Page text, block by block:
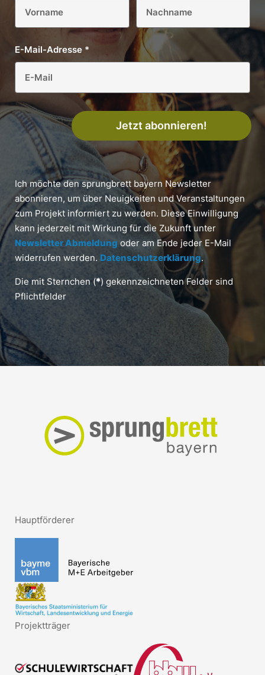
E-Mail-Adresse *
Jetzt abonnieren!
Ich möchte den sprungbrett bayern Newsletter
abonnieren, um über Neuigkeiten und Veranstaltungen
zum Projekt informiert zu werden. Diese Einwilligung
kann jederzeit mit Wirkung für die Zukunft unter
Newsletter Abmeldung oder am Ende jeder E-Mail
widerrufen werden. Datenschutzerklärung.
Die mit Sternchen (*) gekennzeichneten Felder sind
Pflichtfelder
Hauptförderer
Projektträger